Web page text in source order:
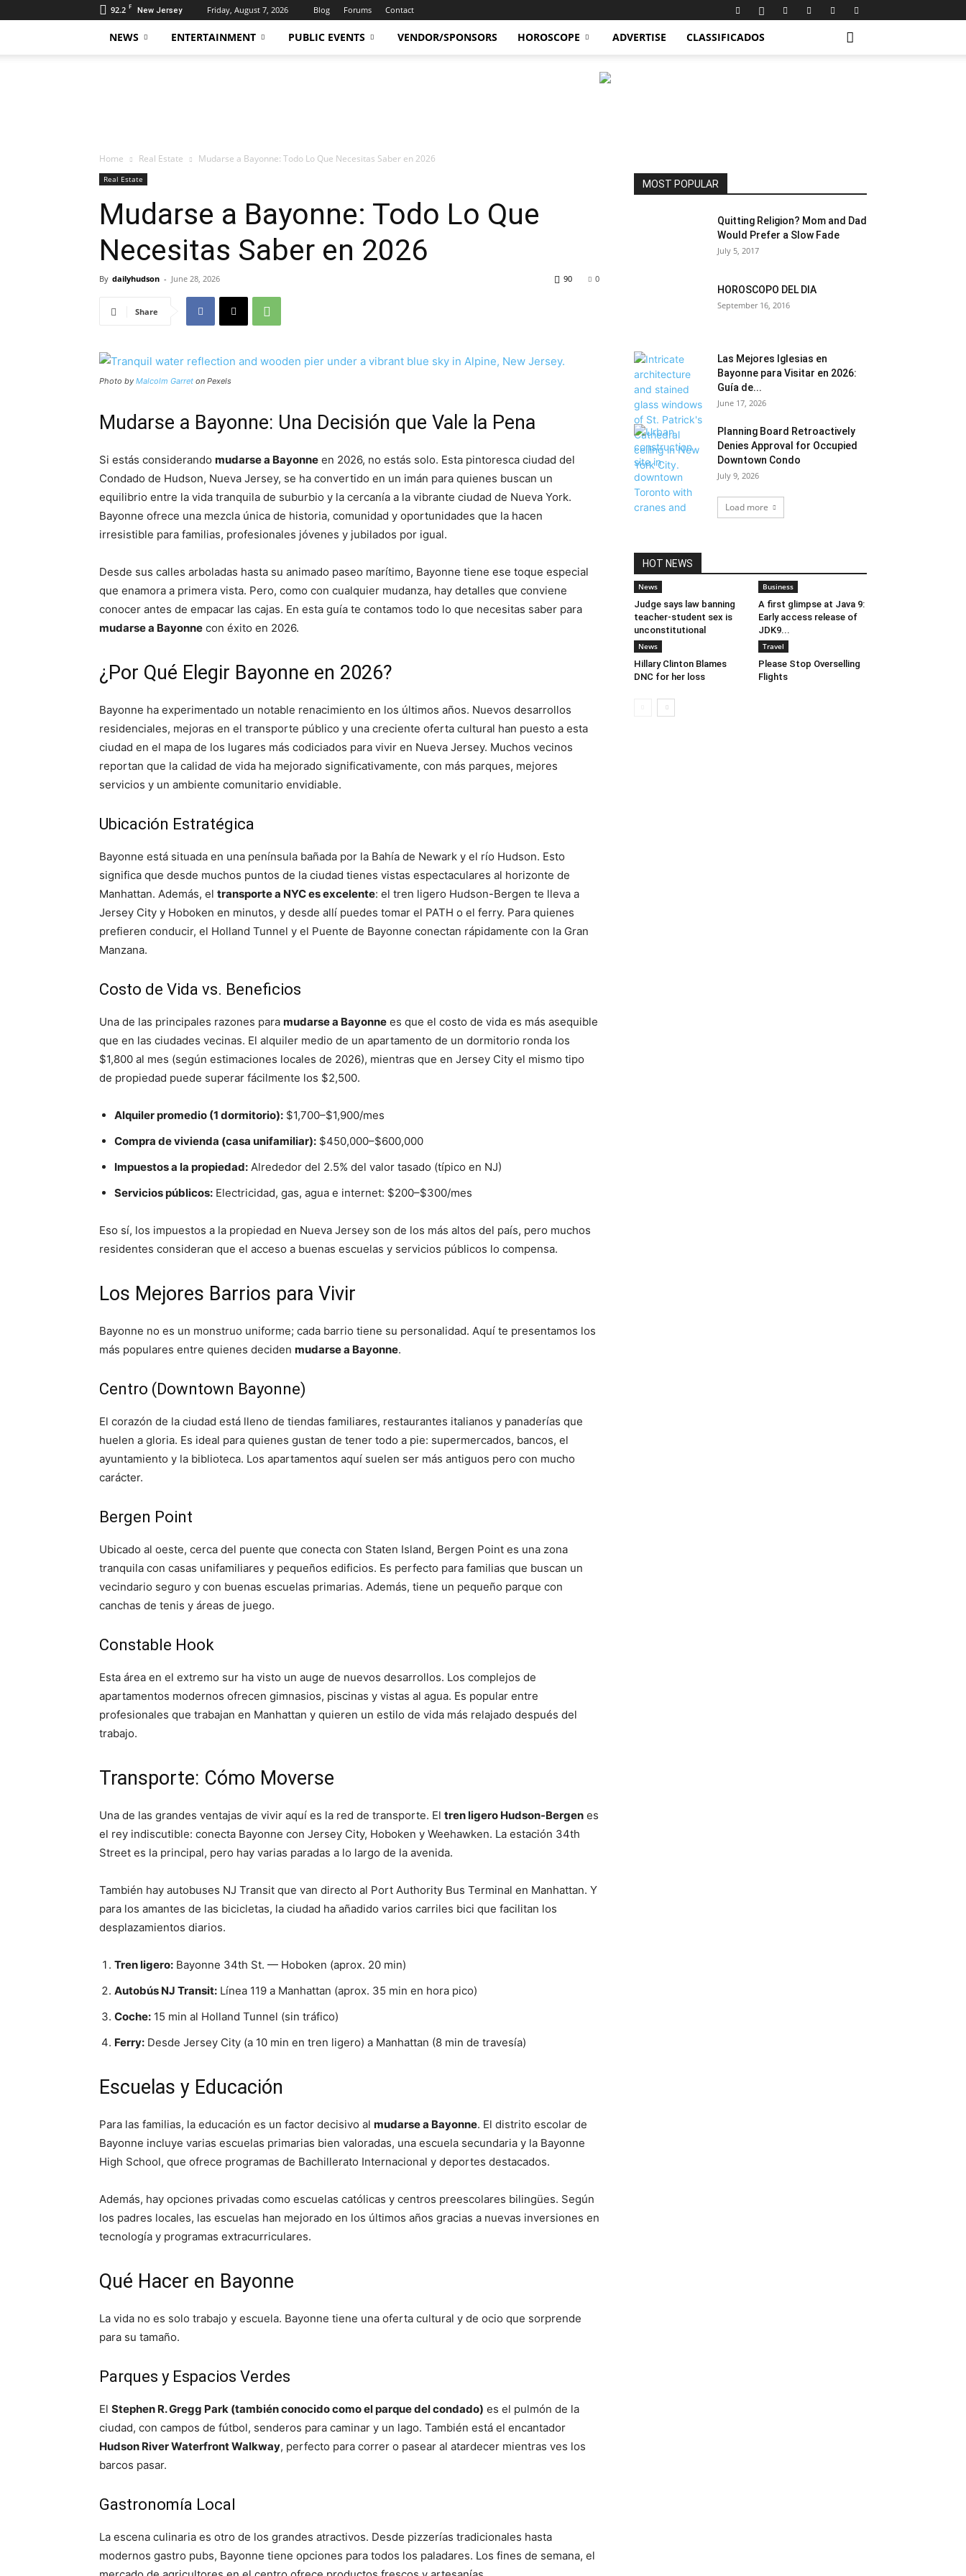
92.2 F New Jersey Friday, August 7, 2026 Blog Forums Contact
NEWS ENTERTAINMENT PUBLIC EVENTS VENDOR/SPONSORS HOROSCOPE ADVERTISE CLASSIFICADOS
Home Real Estate Mudarse a Bayonne: Todo Lo Que Necesitas Saber en 2026
Real Estate
Mudarse a Bayonne: Todo Lo Que
Necesitas Saber en 2026
By dailyhudson - June 28, 2026 0
90
Share
Photo by Malcolm Garret on Pexels
Mudarse a Bayonne: Una Decisión que Vale la Pena
Si estás considerando mudarse a Bayonne en 2026, no estás solo. Esta pintoresca ciudad del
Condado de Hudson, Nueva Jersey, se ha convertido en un imán para quienes buscan un
equilibrio entre la vida tranquila de suburbio y la cercanía a la vibrante ciudad de Nueva York.
Bayonne ofrece una mezcla única de historia, comunidad y oportunidades que la hacen
irresistible para familias, profesionales jóvenes y jubilados por igual.
Desde sus calles arboladas hasta su animado paseo marítimo, Bayonne tiene ese toque especial
que enamora a primera vista. Pero, como con cualquier mudanza, hay detalles que conviene
conocer antes de empacar las cajas. En esta guía te contamos todo lo que necesitas saber para
mudarse a Bayonne con éxito en 2026.
¿Por Qué Elegir Bayonne en 2026?
Bayonne ha experimentado un notable renacimiento en los últimos años. Nuevos desarrollos
residenciales, mejoras en el transporte público y una creciente oferta cultural han puesto a esta
ciudad en el mapa de los lugares más codiciados para vivir en Nueva Jersey. Muchos vecinos
reportan que la calidad de vida ha mejorado significativamente, con más parques, mejores
servicios y un ambiente comunitario envidiable.
Ubicación Estratégica
Bayonne está situada en una península bañada por la Bahía de Newark y el río Hudson. Esto
significa que desde muchos puntos de la ciudad tienes vistas espectaculares al horizonte de
Manhattan. Además, el transporte a NYC es excelente: el tren ligero Hudson-Bergen te lleva a
Jersey City y Hoboken en minutos, y desde allí puedes tomar el PATH o el ferry. Para quienes
prefieren conducir, el Holland Tunnel y el Puente de Bayonne conectan rápidamente con la Gran
Manzana.
Costo de Vida vs. Beneficios
Una de las principales razones para mudarse a Bayonne es que el costo de vida es más asequible
que en las ciudades vecinas. El alquiler medio de un apartamento de un dormitorio ronda los
$1,800 al mes (según estimaciones locales de 2026), mientras que en Jersey City el mismo tipo
de propiedad puede superar fácilmente los $2,500.
Alquiler promedio (1 dormitorio): $1,700–$1,900/mes
Compra de vivienda (casa unifamiliar): $450,000–$600,000
Impuestos a la propiedad: Alrededor del 2.5% del valor tasado (típico en NJ)
Servicios públicos: Electricidad, gas, agua e internet: $200–$300/mes
Eso sí, los impuestos a la propiedad en Nueva Jersey son de los más altos del país, pero muchos
residentes consideran que el acceso a buenas escuelas y servicios públicos lo compensa.
Los Mejores Barrios para Vivir
Bayonne no es un monstruo uniforme; cada barrio tiene su personalidad. Aquí te presentamos los
más populares entre quienes deciden mudarse a Bayonne.
Centro (Downtown Bayonne)
El corazón de la ciudad está lleno de tiendas familiares, restaurantes italianos y panaderías que
huelen a gloria. Es ideal para quienes gustan de tener todo a pie: supermercados, bancos, el
ayuntamiento y la biblioteca. Los apartamentos aquí suelen ser más antiguos pero con mucho
carácter.
Bergen Point
Ubicado al oeste, cerca del puente que conecta con Staten Island, Bergen Point es una zona
tranquila con casas unifamiliares y pequeños edificios. Es perfecto para familias que buscan un
vecindario seguro y con buenas escuelas primarias. Además, tiene un pequeño parque con
canchas de tenis y áreas de juego.
Constable Hook
Esta área en el extremo sur ha visto un auge de nuevos desarrollos. Los complejos de
apartamentos modernos ofrecen gimnasios, piscinas y vistas al agua. Es popular entre
profesionales que trabajan en Manhattan y quieren un estilo de vida más relajado después del
trabajo.
Transporte: Cómo Moverse
Una de las grandes ventajas de vivir aquí es la red de transporte. El tren ligero Hudson-Bergen es
el rey indiscutible: conecta Bayonne con Jersey City, Hoboken y Weehawken. La estación 34th
Street es la principal, pero hay varias paradas a lo largo de la avenida.
También hay autobuses NJ Transit que van directo al Port Authority Bus Terminal en Manhattan. Y
para los amantes de las bicicletas, la ciudad ha añadido varios carriles bici que facilitan los
desplazamientos diarios.
Tren ligero: Bayonne 34th St. — Hoboken (aprox. 20 min)
Autobús NJ Transit: Línea 119 a Manhattan (aprox. 35 min en hora pico)
Coche: 15 min al Holland Tunnel (sin tráfico)
Ferry: Desde Jersey City (a 10 min en tren ligero) a Manhattan (8 min de travesía)
Escuelas y Educación
Para las familias, la educación es un factor decisivo al mudarse a Bayonne. El distrito escolar de
Bayonne incluye varias escuelas primarias bien valoradas, una escuela secundaria y la Bayonne
High School, que ofrece programas de Bachillerato Internacional y deportes destacados.
Además, hay opciones privadas como escuelas católicas y centros preescolares bilingües. Según
los padres locales, las escuelas han mejorado en los últimos años gracias a nuevas inversiones en
tecnología y programas extracurriculares.
Qué Hacer en Bayonne
La vida no es solo trabajo y escuela. Bayonne tiene una oferta cultural y de ocio que sorprende
para su tamaño.
Parques y Espacios Verdes
El Stephen R. Gregg Park (también conocido como el parque del condado) es el pulmón de la
ciudad, con campos de fútbol, senderos para caminar y un lago. También está el encantador
Hudson River Waterfront Walkway, perfecto para correr o pasear al atardecer mientras ves los
barcos pasar.
Gastronomía Local
La escena culinaria es otro de los grandes atractivos. Desde pizzerías tradicionales hasta
modernos gastro pubs, Bayonne tiene opciones para todos los paladares. Los fines de semana, el
MOST POPULAR
Quitting Religion? Mom and Dad
Would Prefer a Slow Fade
July 5, 2017
HOROSCOPO DEL DIA
September 16, 2016
Las Mejores Iglesias en
Bayonne para Visitar en 2026:
Guía de...
June 17, 2026
Planning Board Retroactively
Denies Approval for Occupied
Downtown Condo
July 9, 2026
Load more
HOT NEWS
News
Judge says law banning
teacher-student sex is
unconstitutional
Business
A first glimpse at Java 9:
Early access release of
JDK9...
News
Hillary Clinton Blames
DNC for her loss
Travel
Please Stop Overselling
Flights